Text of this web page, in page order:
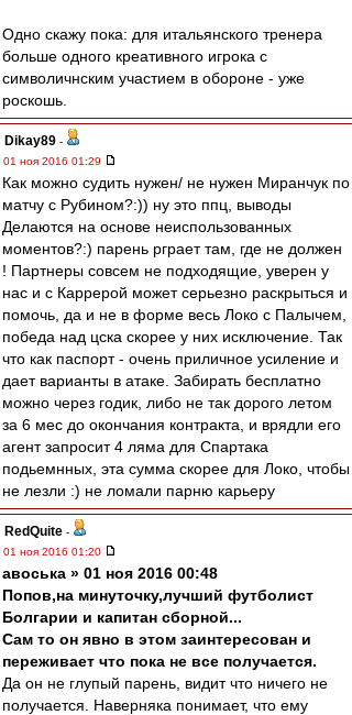
Одно скажу пока: для итальянского тренера
больше одного креативного игрока с
символичнским участием в обороне - уже
роскошь.
Dikay89 -
01 ноя 2016 01:29
Как можно судить нужен/ не нужен Миранчук по
матчу с Рубином?:)) ну это ппц, выводы
Делаются на основе неиспользованных
моментов?:) парень рграет там, где не должен
! Партнеры совсем не подходящие, уверен у
нас и с Каррерой может серьезно раскрыться и
помочь, да и не в форме весь Локо с Палычем,
победа над цска скорее у них исключение. Так
что как паспорт - очень приличное усиление и
дает варианты в атаке. Забирать бесплатно
можно через годик, либо не так дорого летом
за 6 мес до окончания контракта, и врядли его
агент запросит 4 ляма для Спартака
подьемнных, эта сумма скорее для Локо, чтобы
не лезли :) не ломали парню карьеру
RedQuite -
01 ноя 2016 01:20
авоська » 01 ноя 2016 00:48
Попов,на минуточку,лучший футболист
Болгарии и капитан сборной...
Сам то он явно в этом заинтересован и
переживает что пока не все получается.
Да он не глупый парень, видит что ничего не
получается. Наверняка понимает, что ему